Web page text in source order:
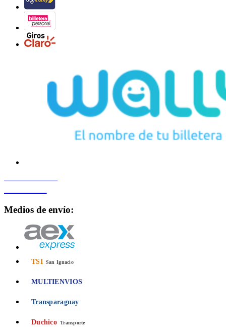
Medios de envío:
TSI San Ignacio
MULTIENVIOS
Transparaguay
Duchico Transporte